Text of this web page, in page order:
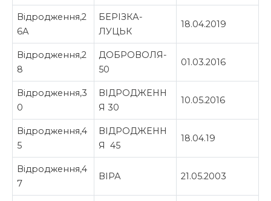
Відродження,2
6А
БЕРІЗКА-
ЛУЦЬК
18.04.2019
Відродження,2
8
ДОБРОВОЛЯ-
50
01.03.2016
Відродження,3
0
ВІДРОДЖЕНН
Я 30
10.05.2016
Відродження,4
5
ВІДРОДЖЕНН
Я 45
18.04.19
Відродження,4
7
ВІРА 21.05.2003